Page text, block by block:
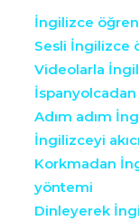
İngilizce
Sesli İngilizce
Videolarla
Adım adım
İngilizceyi
Korkmadan
yöntemi
Dinleyerek